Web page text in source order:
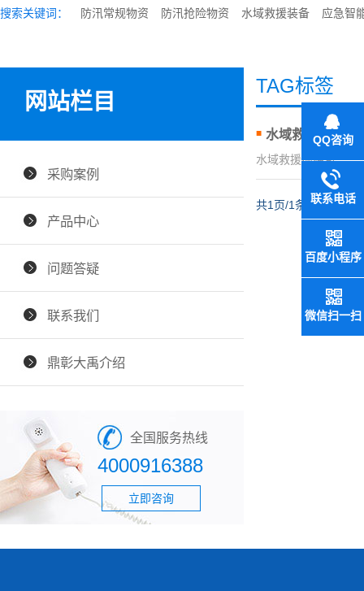
搜索关键词： 防汛常规物资 防汛抢险物资 水域救援装备 应急智
网站栏目
采购案例
产品中心
问题答疑
联系我们
鼎彰大禹介绍
全国服务热线
4000916388
立即咨询
TAG标签
水域救援抛绳包
水域救援抛绳包
共1页/1条
QQ咨询
联系电话
百度小程序
微信扫一扫